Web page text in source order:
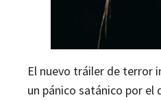
El nuevo tráiler de terror
un pánico satánico por el